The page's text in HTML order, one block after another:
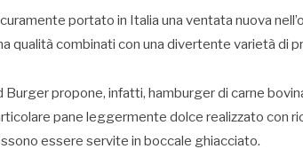
portato in Italia una ventata nuova
qualità combinati con una divertente varietà di
Burger propone, infatti, hamburger di carne
pane leggermente dolce realizzato con
essere servite in boccale ghiacciato.